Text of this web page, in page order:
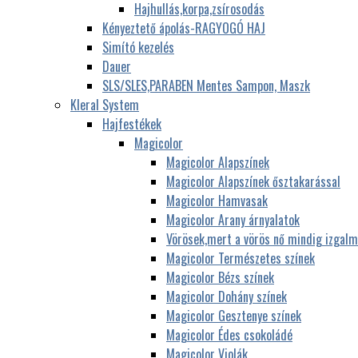
Hajhullás,korpa,zsírosodás
Kényeztető ápolás-RAGYOGÓ HAJ
Simító kezelés
Dauer
SLS/SLES,PARABEN Mentes Sampon, Maszk
Kleral System
Hajfestékek
Magicolor
Magicolor Alapszínek
Magicolor Alapszínek ősztakarással
Magicolor Hamvasak
Magicolor Arany árnyalatok
Vörösek,mert a vörös nő mindig
Magicolor Természetes színek
Magicolor Bézs színek
Magicolor Dohány színek
Magicolor Gesztenye színek
Magicolor Édes csokoládé
Magicolor Violák